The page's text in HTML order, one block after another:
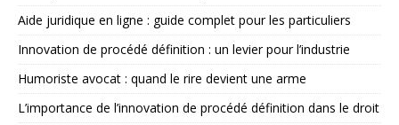
Aide juridique en ligne : guide complet pour les particuliers
Innovation de procédé définition : un levier pour l’industrie
Humoriste avocat : quand le rire devient une arme
L’importance de l’innovation de procédé définition dans le droit